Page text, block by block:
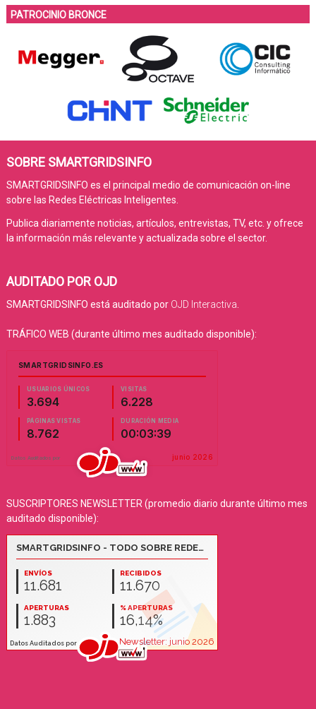
PATROCINIO BRONCE
SOBRE SMARTGRIDSINFO
SMARTGRIDSINFO es el principal medio de comunicación on-line
sobre las Redes Eléctricas Inteligentes.
Publica diariamente noticias, artículos, entrevistas, TV, etc. y ofrece
la información más relevante y actualizada sobre el sector.
AUDITADO POR OJD
SMARTGRIDSINFO está auditado por OJD Interactiva
TRÁFICO WEB (durante último mes auditado disponible):
SUSCRIPTORES NEWSLETTER (promedio diario durante último mes
auditado disponible):